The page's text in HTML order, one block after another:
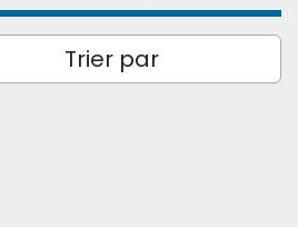
Trier par